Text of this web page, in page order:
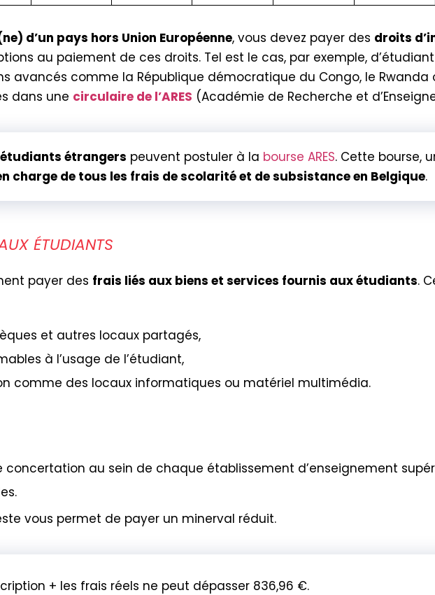
d’un pays hors Union Européenne, vous devez payer des droits
au paiement de ces droits. Tel est le cas, par exemple,
avancés comme la République démocratique du Congo, le Rwanda
dans une circulaire de l’ARES (Académie de Recherche et
étudiants étrangers peuvent postuler à la bourse ARES. Cette bourse,
charge de tous les frais de scolarité et de subsistance en Belgique.
ÉTUDIANTS
payer des frais liés aux biens et services fournis aux étudiants.
et autres locaux partagés,
à l’usage de l’étudiant,
comme des locaux informatiques ou matériel multimédia.
au sein de chaque établissement d’enseignement
vous permet de payer un minerval réduit.
+ les frais réels ne peut dépasser 836,96 €.